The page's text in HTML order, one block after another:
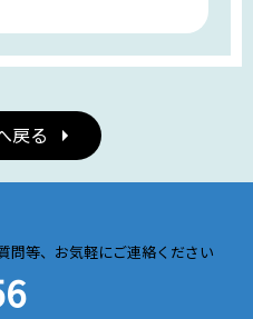
戻る
問等、お気軽にご連絡ください